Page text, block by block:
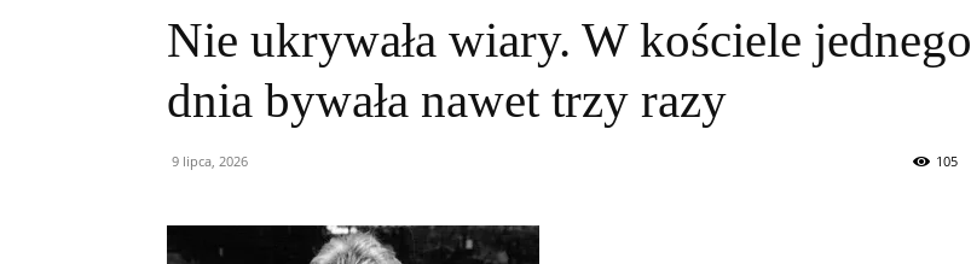
Nie ukrywała wiary. W kościele jednego
dnia bywała nawet trzy razy
9 lipca, 2026 105